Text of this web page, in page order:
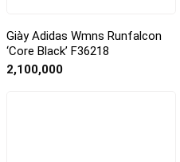
Giày Adidas Wmns Runfalcon
‘Core Black’ F36218
2,100,000